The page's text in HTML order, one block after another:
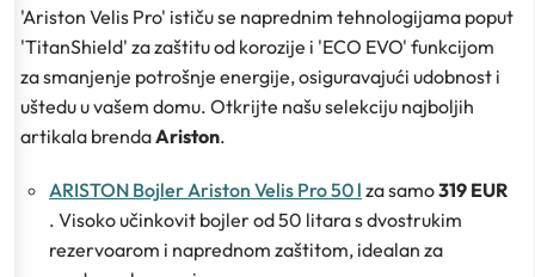
'Ariston Velis Pro' ističu se naprednim tehnologijama poput
'TitanShield' za zaštitu od korozije i 'ECO EVO' funkcijom
za smanjenje potrošnje energije, osiguravajući udobnost i
uštedu u vašem domu. Otkrijte našu selekciju najboljih
artikala brendaAriston.
ARISTON Bojler Ariston Velis Pro 50 l za samo319 EUR
. Visoko učinkovit bojler od 50 litara s dvostrukim
rezervoarom i naprednom zaštitom, idealan za